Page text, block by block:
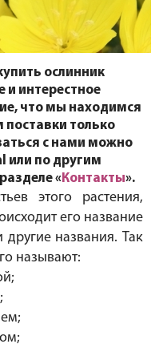
ослинник
и интерестное
что мы находимся
поставки только
с нами можно
или по другим
«Контакты».
этого растения,
его название
названия. Так
называют: